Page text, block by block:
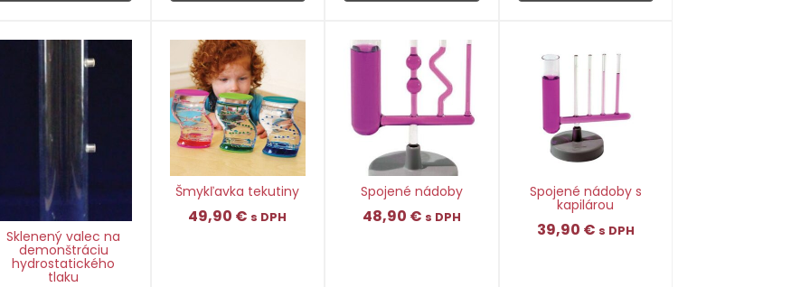
Sklenený valec na
demonštráciu
hydrostatického
tlaku
Šmykľavka tekutiny
49,90 € s DPH
Spojené nádoby
48,90 € s DPH
Spojené nádoby s
kapilárou
39,90 € s DPH